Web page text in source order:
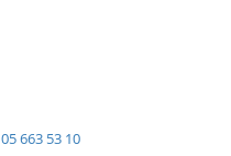
05 663 53 10